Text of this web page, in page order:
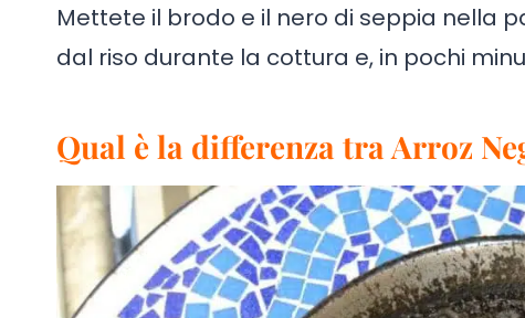
Mettete il brodo e il nero di seppia nella
dal riso durante la cottura e, in pochi
Qual è la differenza tra Arroz